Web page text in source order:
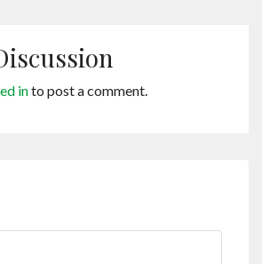
into post a comment.